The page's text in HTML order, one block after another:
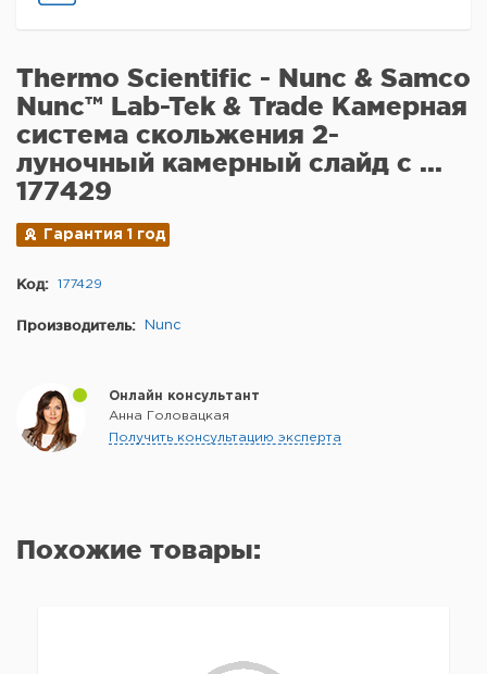
Thermo Scientific - Nunc & Samco
Nunc™ Lab-Tek & Trade Камерная
система скольжения 2-
луночный камерный слайд с ...
177429
Гарантия 1 год
Код: 177429
Производитель: Nunc
Онлайн консультант
Анна Головацкая
Получить консультацию эксперта
Похожие товары: